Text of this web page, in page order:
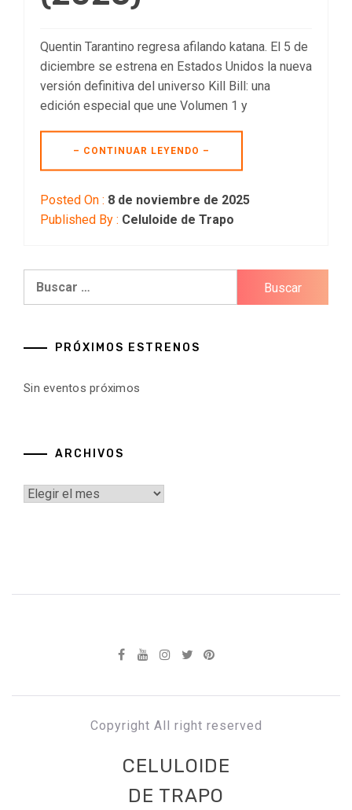
Quentin Tarantino regresa afilando katana. El 5 de
diciembre se estrena en Estados Unidos la nueva
versión definitiva del universo Kill Bill: una
edición especial que une Volumen 1 y
– CONTINUAR LEYENDO –
Posted On : 8 de noviembre de 2025
Published By : Celuloide de Trapo
PRÓXIMOS ESTRENOS
Sin eventos próximos
ARCHIVOS
Archivos
Copyright All right reserved
CELULOIDE
DE TRAPO